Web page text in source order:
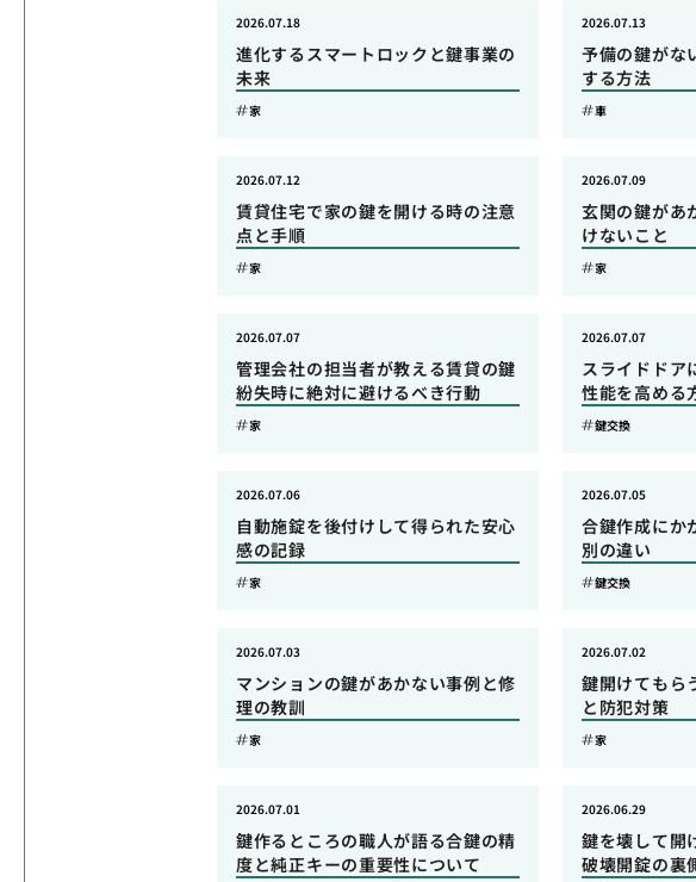
進化するスマートロックと鍵事業の
未来
2026.07.18
家
予備の鍵がな
する方法
2026.07.13
車
賃貸住宅で家の鍵を開ける時の注意
点と手順
2026.07.12
家
玄関の鍵があ
けないこと
2026.07.09
家
管理会社の担当者が教える賃貸の鍵
紛失時に絶対に避けるべき行動
2026.07.07
家
スライドドア
性能を高める
2026.07.07
鍵交換
自動施錠を後付けして得られた安心
感の記録
2026.07.06
家
合鍵作成にか
別の違い
2026.07.05
鍵交換
マンションの鍵があかない事例と修
理の教訓
2026.07.03
家
鍵開けてもら
と防犯対策
2026.07.02
家
鍵作るところの職人が語る合鍵の精
度と純正キーの重要性について
2026.07.01
鍵を壊して開
破壊開錠の裏
2026.06.29